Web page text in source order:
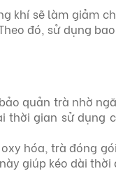
khí sẽ làm giảm
đó, sử dụng
quản trà nhờ
thời gian sử
hóa, trà đóng
giúp kéo dài